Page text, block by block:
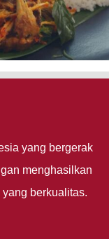
yang bergerak
menghasilkan
berkualitas.